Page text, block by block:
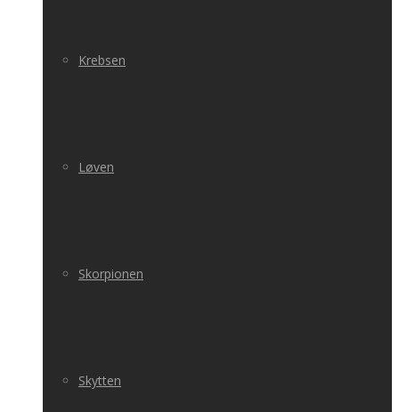
Krebsen
Løven
Skorpionen
Skytten